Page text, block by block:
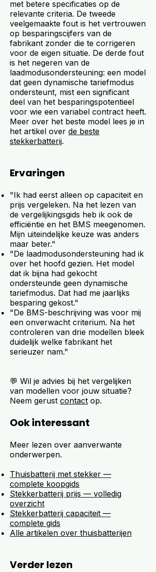
met betere specificaties op de
relevante criteria. De tweede
veelgemaakte fout is het vertrouwen
op besparingscijfers van de
fabrikant zonder die te corrigeren
voor de eigen situatie. De derde fout
is het negeren van de
laadmodusondersteuning: een model
dat geen dynamische tariefmodus
ondersteunt, mist een significant
deel van het besparingspotentieel
voor wie een variabel contract heeft.
Meer over het beste model lees je in
het artikel over de beste
stekkerbatterij.
Ervaringen
"Ik had eerst alleen op capaciteit en
prijs vergeleken. Na het lezen van
de vergelijkingsgids heb ik ook de
efficiëntie en het BMS meegenomen.
Mijn uiteindelijke keuze was anders
maar beter."
"De laadmodusondersteuning had ik
over het hoofd gezien. Het model
dat ik bijna had gekocht
ondersteunde geen dynamische
tariefmodus. Dat had me jaarlijks
besparing gekost."
"De BMS-beschrijving was voor mij
een onverwacht criterium. Na het
controleren van drie modellen bleek
duidelijk welke fabrikant het
serieuzer nam."
💬 Wil je advies bij het vergelijken
van modellen voor jouw situatie?
Neem gerust contact op.
Ook interessant
Meer lezen over aanverwante
onderwerpen.
Thuisbatterij met stekker —
complete koopgids
Stekkerbatterij prijs — volledig
overzicht
Stekkerbatterij capaciteit —
complete gids
Alle artikelen over thuisbatterijen
Verder lezen